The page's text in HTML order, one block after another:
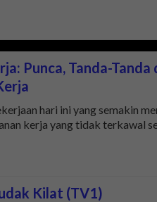
Punca, Tanda-
hari ini yang semakin
kerja yang tidak terkawal
Kilat (TV1)